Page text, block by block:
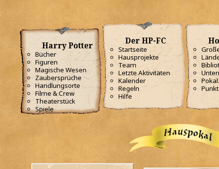
Harry Potter
Bücher
Figuren
Magische Wesen
Zaubersprüche
Handlungsorte
Filme & Crew
Theaterstück
Spiele
Der HP-FC
Startseite
Hausprojekte
Team
Letzte Aktivitäten
Kalender
Regeln
Hilfe